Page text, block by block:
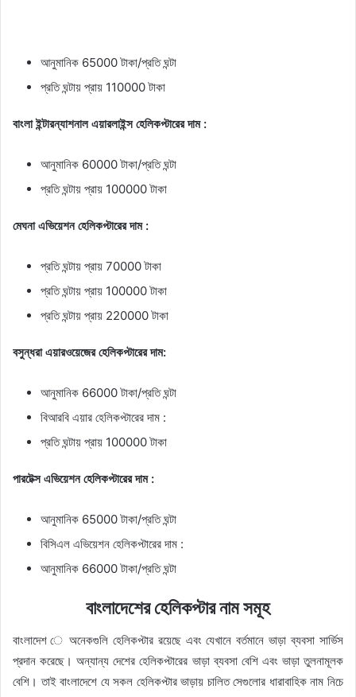
আনুমানিক 65000 টাকা/প্রতি ঘন্টা
প্রতি ঘন্টায় প্রায় 110000 টাকা
বাংলা ইন্টারন্যাশনাল এয়ারলাইন্স হেলিকপ্টারের দাম :
আনুমানিক 60000 টাকা/প্রতি ঘন্টা
প্রতি ঘন্টায় প্রায় 100000 টাকা
মেঘনা এভিয়েশন হেলিকপ্টারের দাম :
প্রতি ঘন্টায় প্রায় 70000 টাকা
প্রতি ঘন্টায় প্রায় 100000 টাকা
প্রতি ঘন্টায় প্রায় 220000 টাকা
বসুন্ধরা এয়ারওয়েজের হেলিকপ্টারের দাম:
আনুমানিক 66000 টাকা/প্রতি ঘন্টা
বিআরবি এয়ার হেলিকপ্টারের দাম :
প্রতি ঘন্টায় প্রায় 100000 টাকা
পারটেক্স এভিয়েশন হেলিকপ্টারের দাম :
আনুমানিক 65000 টাকা/প্রতি ঘন্টা
বিসিএল এভিয়েশন হেলিকপ্টারের দাম :
আনুমানিক 66000 টাকা/প্রতি ঘন্টা
বাংলাদেশের হেলিকপ্টার নাম সমূহ
বাংলাদেশ ে অনেকগুলি হেলিকপ্টার রয়েছে এবং যেখানে বর্তমানে ভাড়া ব্যবসা সার্ভিস
প্রদান করেছে। অন্যান্য দেশের হেলিকপ্টারের ভাড়া ব্যবসা বেশি এবং ভাড়া তুলনামূলক
বেশি। তাই বাংলাদেশে যে সকল হেলিকপ্টার ভাড়ায় চালিত সেগুলোর ধারাবাহিক নাম নিচে